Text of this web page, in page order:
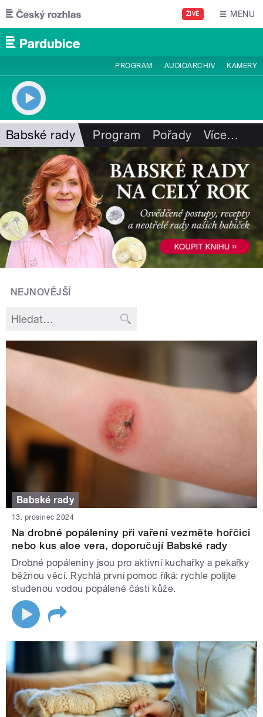
Přejít k hlavnímu obsahu
ŽIVĚ MENU
PROGRAM AUDIOARCHIV KAMERY
Babské rady Program Pořady Více…
NEJNOVĚJŠÍ
Babské rady
13. prosinec 2024
Na drobné popáleniny při vaření vezměte hořčici
nebo kus aloe vera, doporučují Babské rady
Drobné popáleniny jsou pro aktivní kuchařky a pekařky
běžnou věcí. Rychlá první pomoc říká: rychle polijte
studenou vodou popálené části kůže.